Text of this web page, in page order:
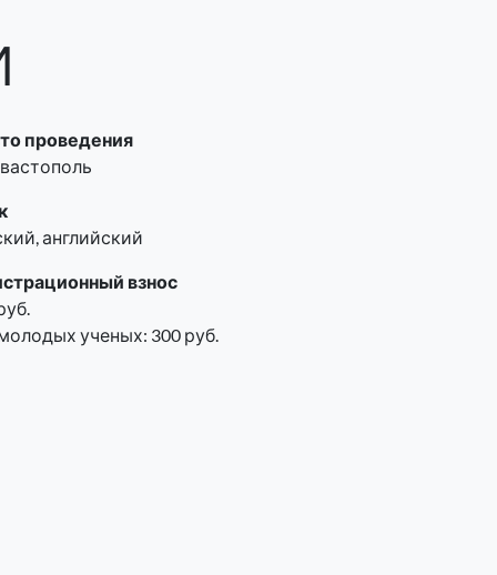
проведения
английский
взнос
ученых: 300 руб.